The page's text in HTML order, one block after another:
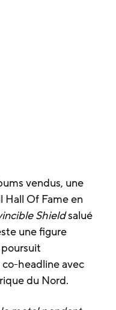
vendus, une
Hall Of Fame en
Shieldsalué
une figure
headline avec
du Nord.